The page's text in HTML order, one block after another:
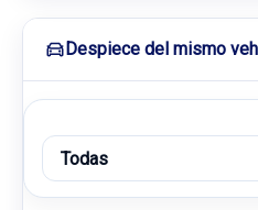
Despiece del mismo